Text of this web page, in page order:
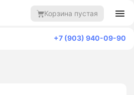
Корзина пустая
+7 (903) 940-09-90